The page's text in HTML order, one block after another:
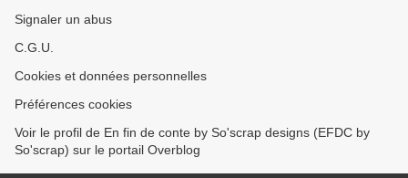
Signaler un abus
C.G.U.
Cookies et données personnelles
Préférences cookies
Voir le profil de En fin de conte by So'scrap designs (EFDC by
So'scrap) sur le portail Overblog